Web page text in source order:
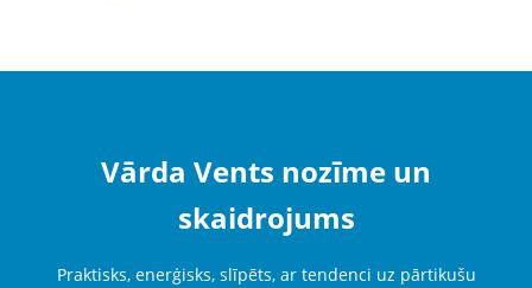
Vārda Vents nozīme un
skaidrojums
Praktisks, enerģisks, slīpēts, ar tendenci uz pārtikušu